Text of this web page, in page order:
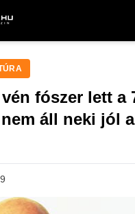
& KULT
fószer lett a
áll neki jól